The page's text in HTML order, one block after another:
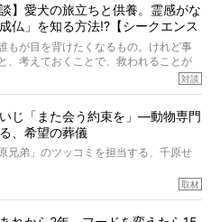
するほどに、そのフレンチブルドッグ
れとまったく同じであることに、なん
しまったのでした。
んのすてきな暮らしを、BUHI編集長の
がら、切り取らせていただきます。
】愛犬の旅立ちと供養。霊感がな
仏」を知る方法!?【シークエンス
もが目を背けたくなるもの。けれど事
、考えておくことで、救われることが
「シークエンスはやとも」さんに、愛
ついてインタビュー。
談相手は、大の犬好きで心霊分野の知
さん。
と、ベッドやおもちゃはどうすればい
するべき？」「お花やお線香は喜んで
対談
いじ「また会う約束を」―動物専門
、希望の葬儀
兄弟」のツッコミを担当する、千原せ
迎え、芸人としての活躍も目覚ましい
取材